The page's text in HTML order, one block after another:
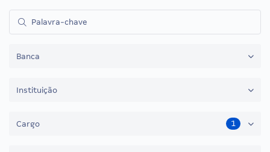
Banca
Instituição
Cargo 1